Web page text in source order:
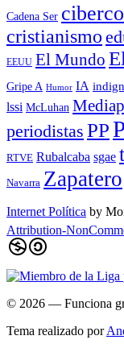
Cadena Ser
cristianismo
EEUU El Mundo
Gripe A Humor IA
lssi McLuhan
periodistas PP
RTVE Rubalcaba sgae
Navarra Zapatero
Internet Política by
Attribution-
© 2026 — Funciona
Tema realizado por